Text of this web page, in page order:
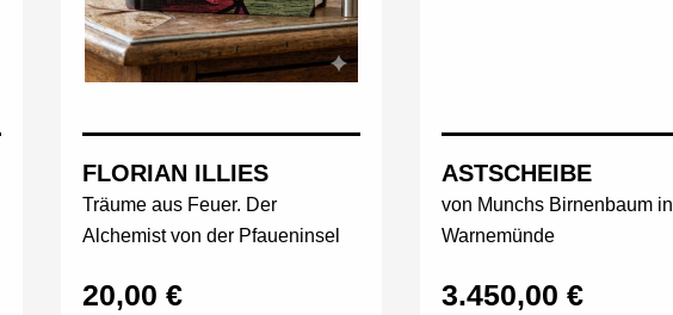
FLORIAN ILLIES
Träume aus Feuer. Der
Alchemist von der Pfaueninsel
20,00 €
ASTSCHEIBE
von Munchs Birnenbaum in
Warnemünde
3.450,00 €